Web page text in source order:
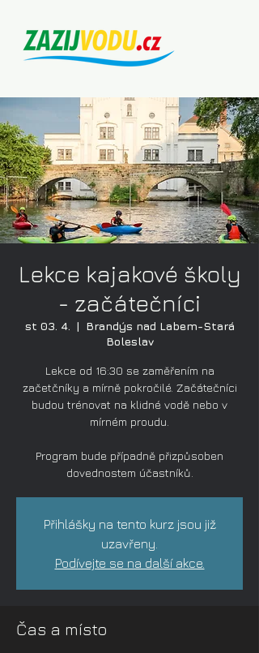
Lekce kajakové školy
- začátečníci
st 03. 4.
  |
Brandýs nad Labem-Stará
Boleslav
Lekce od 16:30 se zaměřením na
začetčníky a mírně pokročilé. Začátečníci
budou trénovat na klidné vodě nebo v
mírném proudu.
Program bude případně přizpůsoben
dovednostem účastníků.
Přihlášky na tento kurz jsou již
uzavřeny.
Podívejte se na další akce.
Čas a místo